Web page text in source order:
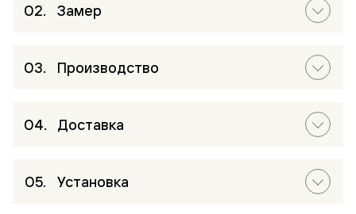
Замер
Производство
Доставка
Установка